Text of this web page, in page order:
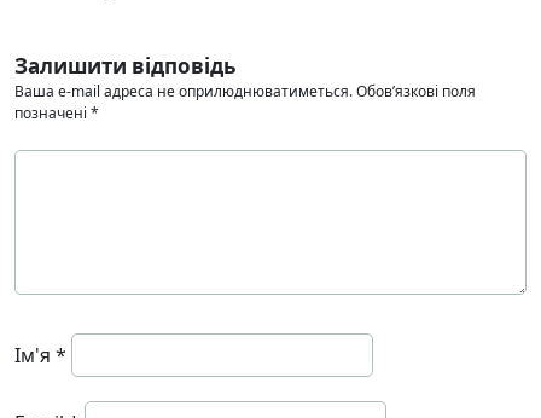
Залишити відповідь
Ваша e-mail адреса не оприлюднюватиметься.Обов’язкові поля
позначені *
Ім'я *